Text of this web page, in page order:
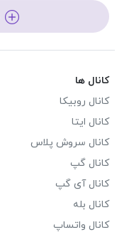
کانال ها
کانال روبیکا
کانال ایتا
کانال سروش پلاس
کانال گپ
کانال آی گپ
کانال بله
کانال واتساپ